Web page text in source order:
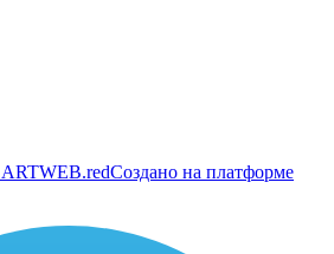
ARTWEB.redСоздано на платформе